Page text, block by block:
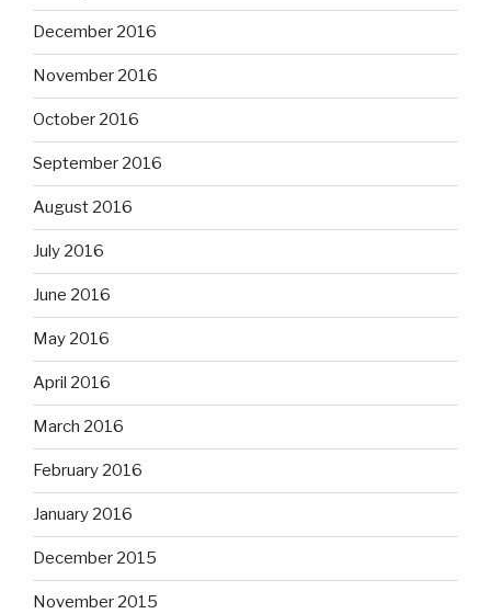
December 2016
November 2016
October 2016
September 2016
August 2016
July 2016
June 2016
May 2016
April 2016
March 2016
February 2016
January 2016
December 2015
November 2015